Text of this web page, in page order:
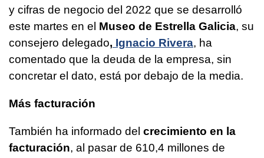
y cifras de negocio del 2022 que se desarrolló
este martes en el Museo de Estrella Galicia, su
consejero delegado, Ignacio Rivera, ha
comentado que la deuda de la empresa, sin
concretar el dato, está por debajo de la media.
Más facturación
También ha informado del crecimiento en la
facturación, al pasar de 610,4 millones de